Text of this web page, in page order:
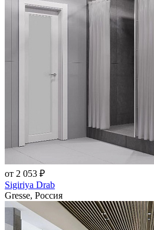
от 2 053 ₽
Sigiriya Drab
Gresse, Россия